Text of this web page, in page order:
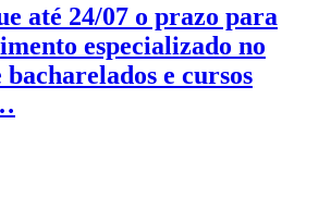
até 24/07 o prazo para
especializado no
bacharelados e cursos